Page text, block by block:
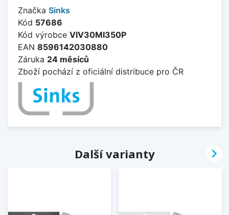
Značka Sinks
Kód 57686
Kód výrobce VIV30MI350P
EAN 8596142030880
Záruka 24 měsíců
Zboží pochází z oficiální distribuce pro ČR
Další varianty 